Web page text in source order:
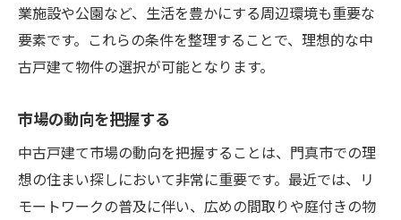
業施設や公園など、生活を豊かにする周辺環境も重要な
要素です。これらの条件を整理することで、理想的な中
古戸建て物件の選択が可能となります。
市場の動向を把握する
中古戸建て市場の動向を把握することは、門真市での理
想の住まい探しにおいて非常に重要です。最近では、リ
モートワークの普及に伴い、広めの間取りや庭付きの物